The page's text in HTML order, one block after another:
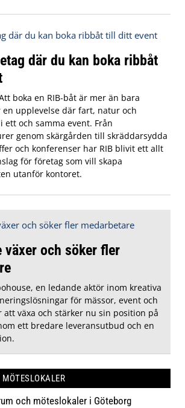
där du kan boka ribbåt
boka en RIB-båt är mer än bara
upplevelse där fart, natur och
ett och samma event. Från
genom skärgården till skräddarsydda
och konferenser har RIB blivit ett allt
för företag som vill skapa
utanför kontoret.
växer och söker fler
en ledande aktör inom kreativa
för mässor, event och
växa och stärker nu sin position på
ett bredare leveransutbud och en
MÖTESLOKALER
och möteslokaler i Göteborg